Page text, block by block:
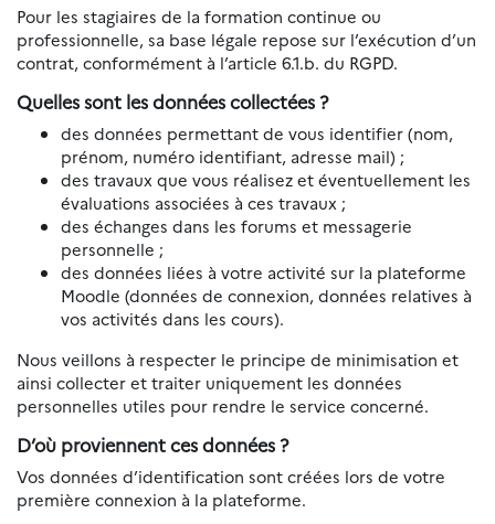
Pour les stagiaires de la formation continue ou
professionnelle, sa base légale repose sur l’exécution d’un
contrat, conformément à l’article 6.1.b. du RGPD.
Quelles sont les données collectées ?
des données permettant de vous identifier (nom,
prénom, numéro identifiant, adresse mail) ;
des travaux que vous réalisez et éventuellement les
évaluations associées à ces travaux ;
des échanges dans les forums et messagerie
personnelle ;
des données liées à votre activité sur la plateforme
Moodle (données de connexion, données relatives à
vos activités dans les cours).
Nous veillons à respecter le principe de minimisation et
ainsi collecter et traiter uniquement les données
personnelles utiles pour rendre le service concerné.
D’où proviennent ces données ?
Vos données d’identification sont créées lors de votre
première connexion à la plateforme.